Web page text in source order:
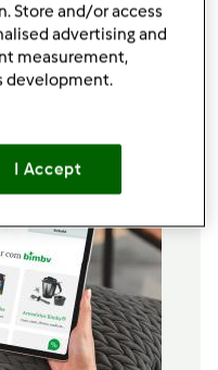
máquina moido
compras
Store and/or access
advertising and
measurement,
development.
I Accept